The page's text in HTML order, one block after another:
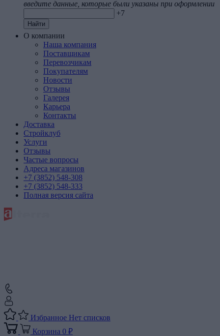
введите данные, которые были указаны при оформлении
+7
Найти
О компании
Наша компания
Поставщикам
Перевозчикам
Покупателям
Новости
Отзывы
Галерея
Карьера
Контакты
Доставка
Стройклуб
Услуги
Отзывы
Частые вопросы
Адреса магазинов
+7 (3852) 548-308
+7 (3852) 548-333
Полная версия сайта
Избранное Нет списков
Корзина 0 ₽